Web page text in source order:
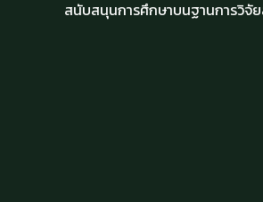
สนับสนุนการศึกษาบนฐานการวิจั